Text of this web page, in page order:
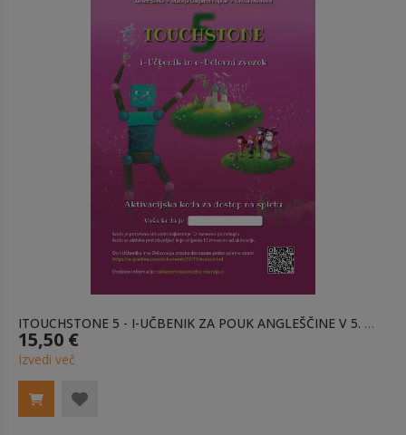
ITOUCHSTONE 5 - I-UČBENIK ZA POUK ANGLEŠČINE V 5. RAZREDU
15,50 €
Izvedi več